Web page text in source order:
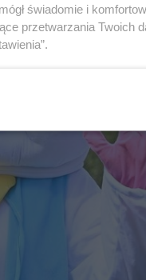
świadomie i
przetwarzania Twoich